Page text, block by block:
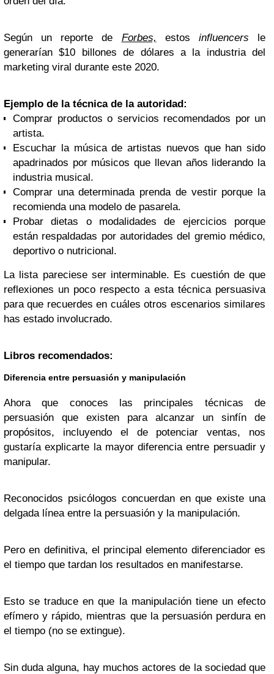
Según un reporte de Forbes, estos influencers
le
generarían $10 billones de dólares a la industria del
marketing viral durante este 2020.
Ejemplo de la técnica de la autoridad:
Comprar productos o servicios recomendados por un
artista.
Escuchar la música de artistas nuevos que han sido
apadrinados por músicos que llevan años liderando la
industria musical.
Comprar una determinada prenda de vestir porque la
recomienda una modelo de pasarela.
Probar dietas o modalidades de ejercicios porque
están respaldadas por autoridades del gremio médico,
deportivo o nutricional.
La lista pareciese ser interminable. Es cuestión de que
reflexiones un poco respecto a esta técnica persuasiva
para que recuerdes en cuáles otros escenarios similares
has estado involucrado.
Libros recomendados:
Diferencia entre persuasión y manipulación
Ahora que conoces las principales técnicas de
persuasión que existen para alcanzar un sinfín de
propósitos, incluyendo el de potenciar ventas, nos
gustaría explicarte la mayor diferencia entre persuadir y
manipular.
Reconocidos psicólogos concuerdan en que existe una
delgada línea entre la persuasión y la manipulación.
Pero en definitiva, el principal elemento diferenciador es
el tiempo que tardan los resultados en manifestarse.
Esto se traduce en que la manipulación tiene un efecto
efímero y rápido, mientras que la persuasión perdura en
el tiempo (no se extingue).
Sin duda alguna, hay muchos actores de la sociedad que